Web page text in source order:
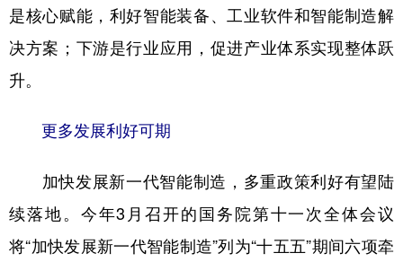
是核心赋能，利好智能装备、工业软件和智能制造解
决方案；下游是行业应用，促进产业体系实现整体跃
升。
更多发展利好可期
加快发展新一代智能制造，多重政策利好有望陆
续落地。今年3月召开的国务院第十一次全体会议
将“加快发展新一代智能制造”列为“十五五”期间六项牵